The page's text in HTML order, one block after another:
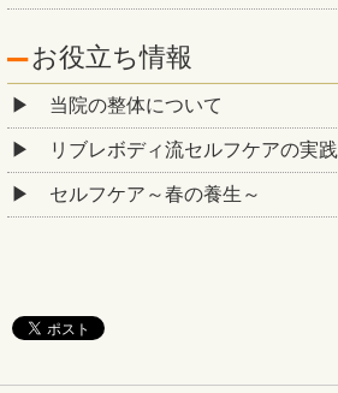
お役立ち情報
当院の整体について
リブレボディ流セルフケアの実践
セルフケア～春の養生～